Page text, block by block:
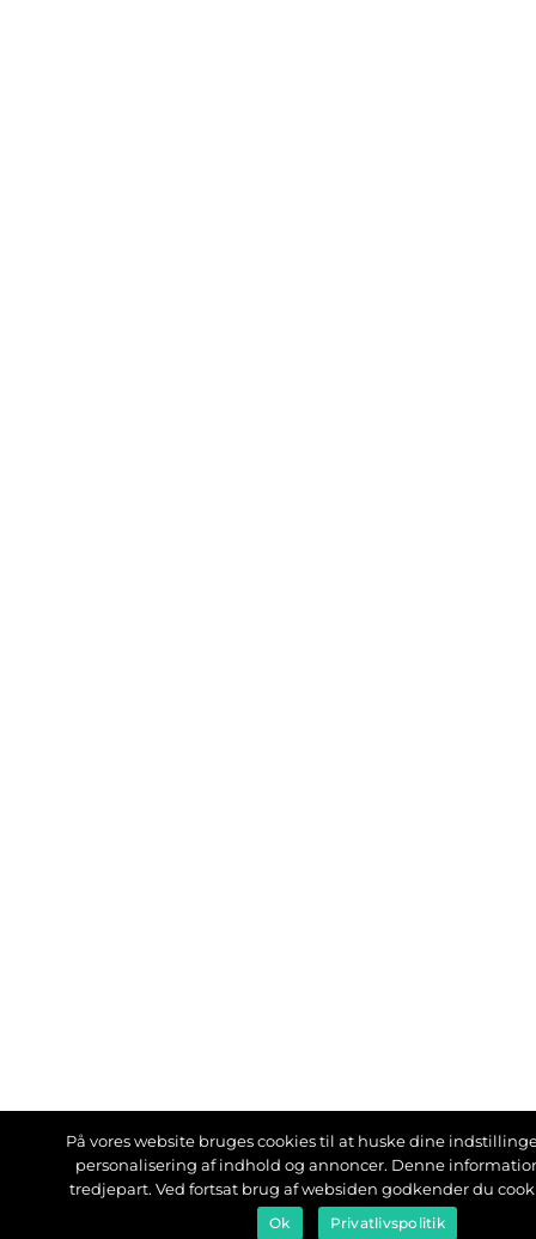
På vores website bruges cookies til at huske dine
personalisering af indhold og annoncer. Denne
tredjepart. Ved fortsat brug af websiden godkender du
Ok Privatlivspolitik